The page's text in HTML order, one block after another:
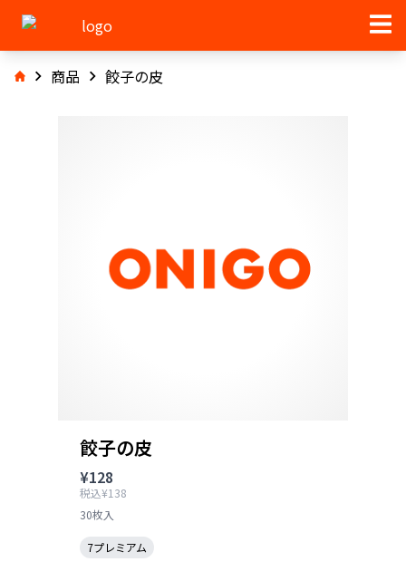
商品 餃子の皮
餃子の皮
¥128
税込¥138
30枚入
7プレミアム